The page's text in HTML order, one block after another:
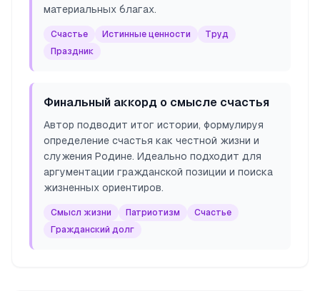
материальных благах.
Счастье Истинные ценности
Труд
Праздник
Финальный аккорд о смысле счастья
Автор подводит итог истории, формулируя
определение счастья как честной жизни и
служения Родине. Идеально подходит для
аргументации гражданской позиции и поиска
жизненных ориентиров.
Смысл жизни Патриотизм
Счастье
Гражданский долг